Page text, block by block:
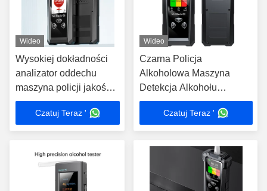
Wideo
Wysokiej dokładności
analizator oddechu
maszyna policji jakości
analizator oddechu dwa
tryby wykrywania
Czatuj Teraz '
Wideo
Czarna Policja
Alkoholowa Maszyna
Detekcja Alkohołu
Maszyna 20000 Zapisy
przechowywania
Czatuj Teraz '